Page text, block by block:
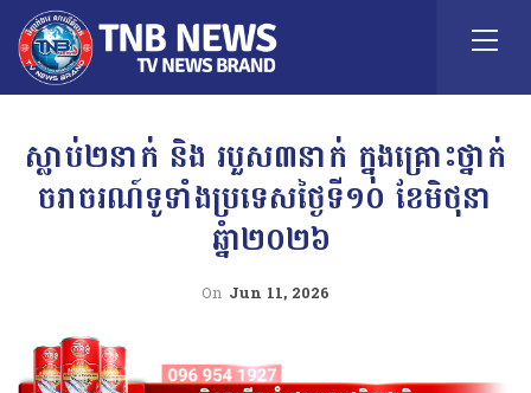
ស្លាប់២នាក់ និង របួស៣នាក់ ក្នុងគ្រោះថ្នាក់
ចរាចរណ៍ទូទាំងប្រទេសថ្ងៃទី១០ ខែមិថុនា
ឆ្នំា២០២៦
On Jun 11, 2026